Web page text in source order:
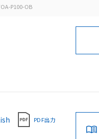
P100-OB
PDF出力